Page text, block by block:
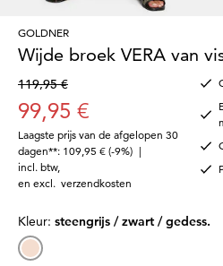
GOLDNER
Wijde broek VERA van
119,95 €
99,95 €
Laagste prijs van de afgelopen 30
dagen**: 109,95 € (-9%) |
incl. btw,
en excl. verzendkosten
Kleur: steengrijs / zwart / gedess.